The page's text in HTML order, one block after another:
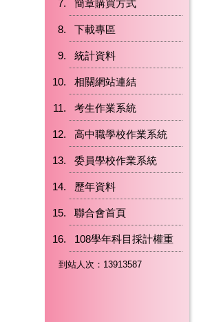
簡章購買方式
下載專區
統計資料
相關網站連結
考生作業系統
高中職學校作業系統
委員學校作業系統
歷年資料
聯合會首頁
108學年科目採計權重
到站人次：13913587